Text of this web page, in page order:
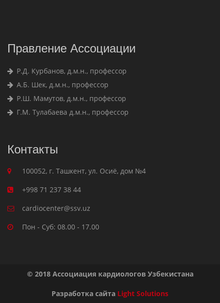
Правление Ассоциации
Р.Д. Курбанов, д.м.н., профессор
А.Б. Шек, д.м.н., профессор
Р.Ш. Мамутов, д.м.н., профессор
Г.М. Тулабаева д.м.н., профессор
Контакты
100052, г. Ташкент, ул. Осиё, дом №4
+998 71 237 38 44
cardiocenter@ssv.uz
Пон - Суб: 08.00 - 17.00
© 2018 Ассоциация кардиологов Узбекистана
Разработка сайта Light Solutions